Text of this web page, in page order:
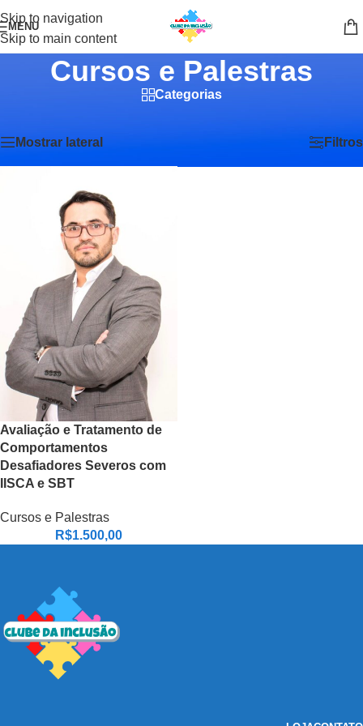
Skip to navigation
Skip to main content
MENU
Cursos e Palestras
Categorias
Mostrar lateral Filtros
Avaliação e Tratamento de
Comportamentos
Desafiadores Severos com
IISCA e SBT
Cursos e Palestras
R$1.500,00